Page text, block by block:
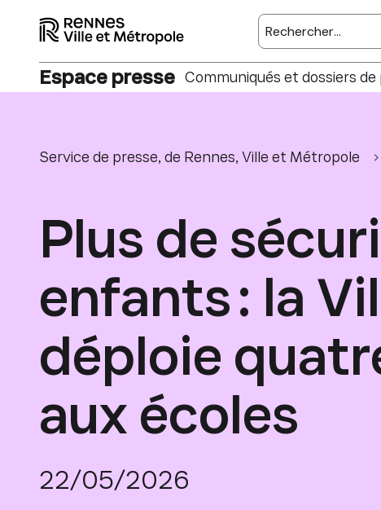
Rechercher sur le
Espace presse Communiqués et dossiers de
Service de presse, de Rennes, Ville et Métropole
Plus de
enfants : la
déploie
aux écoles
22/05/2026